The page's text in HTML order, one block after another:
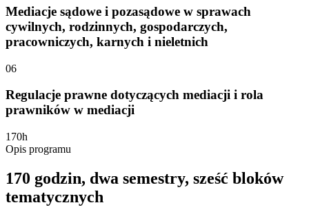
Mediacje sądowe i pozasądowe w sprawach
cywilnych, rodzinnych, gospodarczych,
pracowniczych, karnych i nieletnich
06
Regulacje prawne dotyczących mediacji i rola
prawników w mediacji
170h
Opis programu
170 godzin, dwa semestry, sześć bloków
tematycznych